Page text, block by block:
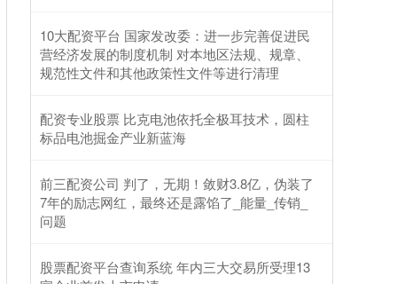
10大配资平台 国家发改委：进一步完善促进民
营经济发展的制度机制 对本地区法规、规章、
规范性文件和其他政策性文件等进行清理
配资专业股票 比克电池依托全极耳技术，圆柱
标品电池掘金产业新蓝海
前三配资公司 判了，无期！敛财3.8亿，伪装了
7年的励志网红，最终还是露馅了_能量_传销_
问题
股票配资平台查询系统 年内三大交易所受理13